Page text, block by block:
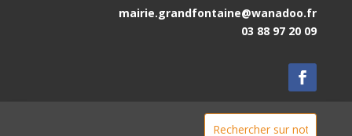
mairie.grandfontaine@wanadoo.fr
03 88 97 20 09